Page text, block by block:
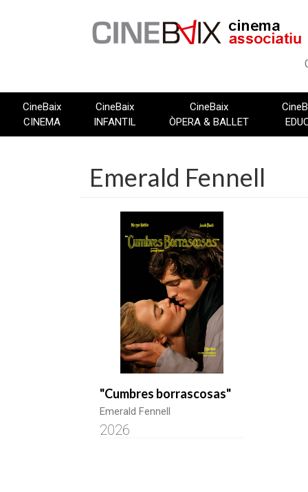
CineBaix
CINEMA
CineBaix
INFANTIL
CineBaix
ÒPERA & BALLET
Emerald Fennell
"Cumbres borrascosas"
Emerald Fennell
2026